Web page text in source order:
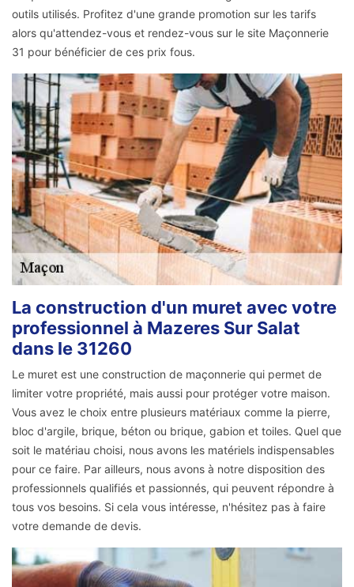
outils utilisés. Profitez d'une grande promotion sur les tarifs
alors qu'attendez-vous et rendez-vous sur le site Maçonnerie
31 pour bénéficier de ces prix fous.
La construction d'un muret avec votre
professionnel à Mazeres Sur Salat
dans le 31260
Le muret est une construction de maçonnerie qui permet de
limiter votre propriété, mais aussi pour protéger votre maison.
Vous avez le choix entre plusieurs matériaux comme la pierre,
bloc d'argile, brique, béton ou brique, gabion et toiles. Quel que
soit le matériau choisi, nous avons les matériels indispensables
pour ce faire. Par ailleurs, nous avons à notre disposition des
professionnels qualifiés et passionnés, qui peuvent répondre à
tous vos besoins. Si cela vous intéresse, n'hésitez pas à faire
votre demande de devis.